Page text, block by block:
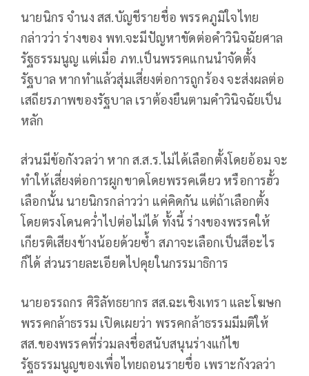
นายนิกร จำนง สส.บัญชีรายชื่อ พรรคภูมิใจไทย
กล่าวว่า ร่างของ พท.จะมีปัญหาขัดต่อคำวินิจฉัยศาล
รัฐธรรมนูญ แต่เมื่อ ภท.เป็นพรรคแกนนำจัดตั้ง
รัฐบาล หากทำแล้วสุ่มเสี่ยงต่อการถูกร้อง จะส่งผลต่อ
เสถียรภาพของรัฐบาล เราต้องยืนตามคำวินิจฉัยเป็น
หลัก
ส่วนมีข้อกังวลว่า หาก ส.ส.ร.ไม่ได้เลือกตั้งโดยอ้อม จะ
ทำให้เสี่ยงต่อการผูกขาดโดยพรรคเดียว หรือการฮั้ว
เลือกนั้น นายนิกรกล่าวว่า แค่คิดกัน แต่ถ้าเลือกตั้ง
โดยตรงโดนควํ่าไปต่อไม่ได้ ทั้งนี้ ร่างของพรรคให้
เกียรติเสียงข้างน้อยด้วยซํ้า สภาจะเลือกเป็นสีอะไร
ก็ได้ ส่วนรายละเอียดไปคุยในกรรมาธิการ
นายอรรถกร ศิริลัทธยากร สส.ฉะเชิงเทรา และโฆษก
พรรคกล้าธรรม เปิดเผยว่า พรรคกล้าธรรมมีมติให้
สส.ของพรรคที่ร่วมลงชื่อสนับสนุนร่างแก้ไข
รัฐธรรมนูญของเพื่อไทยถอนรายชื่อ เพราะกังวลว่า